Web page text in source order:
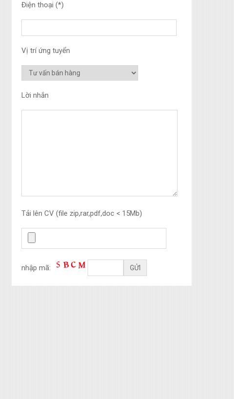
Điện thoại (*)
Vị trí ứng tuyển
Lời nhắn
Tải lên CV (file zip,rar,pdf,doc < 15Mb)
nhập mã: